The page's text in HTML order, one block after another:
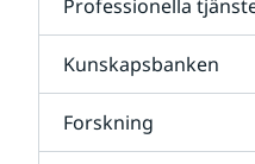
Professionella
Kunskapsbanken
Forskning